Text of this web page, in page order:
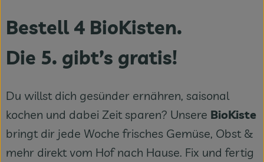
Bestell 4 BioKisten.
Die 5. gibt’s gratis!
Du willst dich gesünder ernähren, saisonal
kochen und dabei Zeit sparen? Unsere BioKiste
bringt dir jede Woche frisches Gemüse, Obst &
mehr direkt vom Hof nach Hause. Fix und fertig